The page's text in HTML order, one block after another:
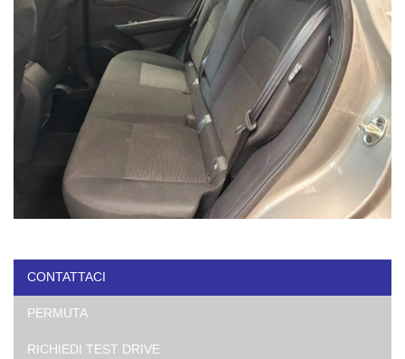
CONTATTACI
PERMUTA
RICHIEDI TEST DRIVE